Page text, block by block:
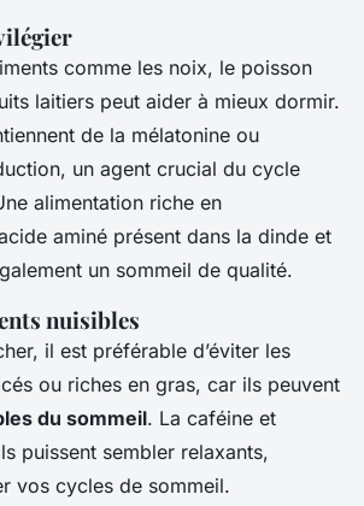
comme les noix, le poisson
laitiers peut aider à mieux dormir.
de la mélatonine ou
un agent crucial du cycle
alimentation riche en
aminé présent dans la dinde et
un sommeil de qualité.
nuisibles
il est préférable d’éviter les
ou riches en gras, car ils peuvent
du sommeil. La caféine et
puissent sembler relaxants,
vos cycles de sommeil.